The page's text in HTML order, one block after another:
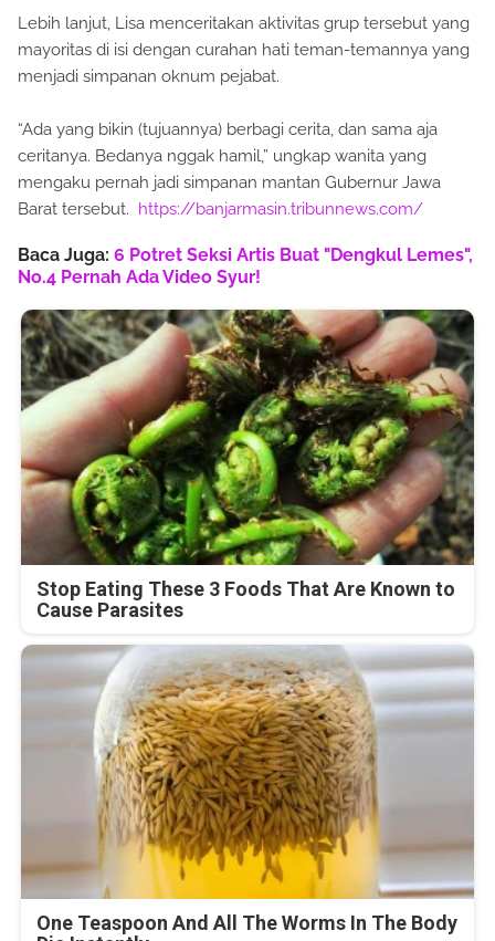
Lebih lanjut, Lisa menceritakan aktivitas grup tersebut yang
mayoritas di isi dengan curahan hati teman-temannya yang
menjadi simpanan oknum pejabat.
“Ada yang bikin (tujuannya) berbagi cerita, dan sama aja
ceritanya. Bedanya nggak hamil,” ungkap wanita yang
mengaku pernah jadi simpanan mantan Gubernur Jawa
Barat tersebut. https://banjarmasin.tribunnews.com/
Baca Juga: 6 Potret Seksi Artis Buat "Dengkul Lemes",
No.4 Pernah Ada Video Syur!
Stop Eating These 3 Foods That Are Known to
Cause Parasites
One Teaspoon And All The Worms In The Body